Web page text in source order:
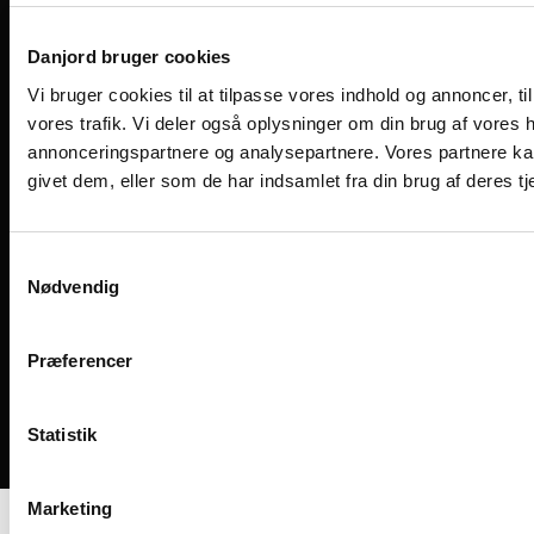
Danjord bruger cookies
Vi bruger cookies til at tilpasse vores indhold og annoncer,
vores trafik. Vi deler også oplysninger om din brug af vores
annonceringspartnere og analysepartnere. Vores partnere
givet dem, eller som de har indsamlet fra din brug af deres
Nødvendig
Præferencer
Statistik
Marketing
Viengevej 8, 8240 Risskov
Følg os på de sociale medier